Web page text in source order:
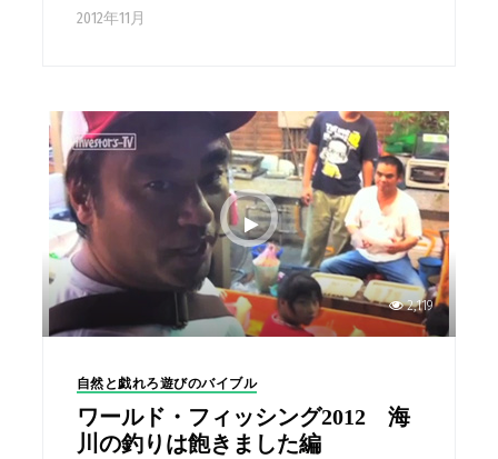
2012年11月
2,119
自然と戯れろ遊びのバイブル
ワールド・フィッシング2012 海
川の釣りは飽きました編